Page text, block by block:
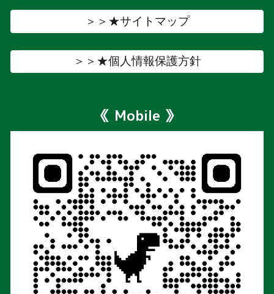
＞＞★サイトマップ
＞＞★個人情報保護方針
《 Mobile 》